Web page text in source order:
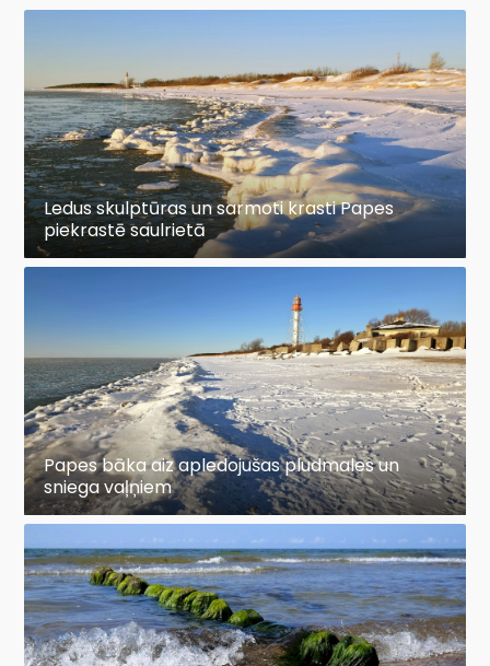
Ledus skulptūras un sarmoti krasti Papes
piekrastē saulrietā
Papes bāka aiz apledojušas pludmales un
sniega vaļņiem